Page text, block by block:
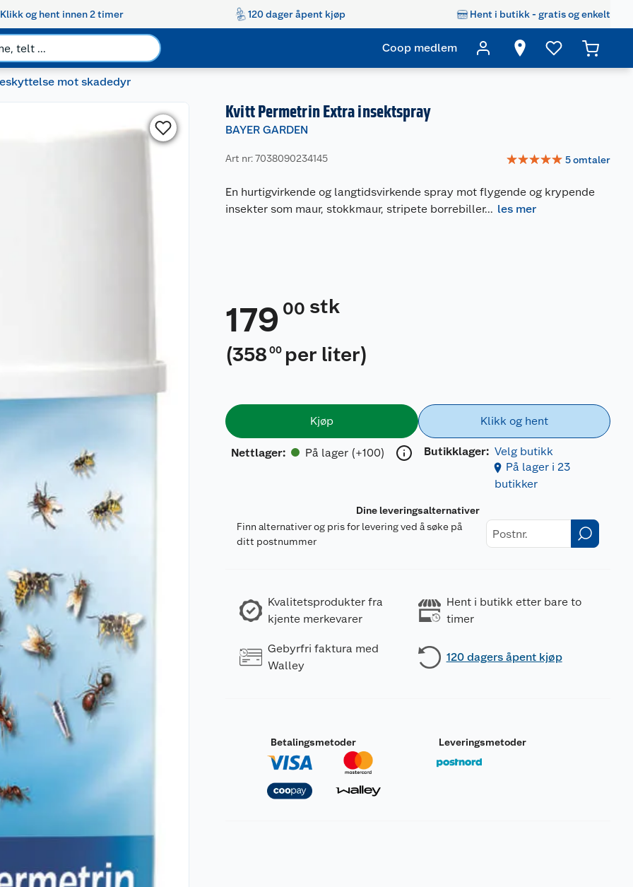
Klikk og hent innen 2 timer 120 dager åpent kjøp Hent i butikk - gratis og enkelt
Coop medlem
mot skadedyr
Kvitt Permetrin Extra insektspray
BAYER GARDEN
Art nr: 7038090234145 ☆☆☆☆☆ 5omtaler
En hurtigvirkende og langtidsvirkende spray mot flygende og krypende
insekter som maur, stokkmaur, stripete borrebiller... les mer
179 00 stk
(358 00 per liter)
Kjøp
Nettlager: På lager (+100)
Klikk og hent
Butikklager: Velg butikk
På lager i 23
butikker
Dine leveringsalternativer
Finn alternativer og pris for levering ved å søke på
ditt postnummer
Kvalitetsprodukter fra
kjente merkevarer
Hent i butikk etter bare to
timer
Gebyrfri faktura med
Walley
120 dagers åpent kjøp
Betalingsmetoder Leveringsmetoder